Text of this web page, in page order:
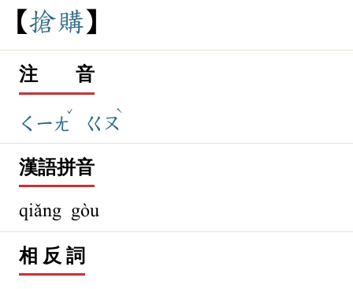
搶購
注 音
ㄑㄧㄤ
ˇ
ㄍㄡ
ˋ
漢語拼音
qiǎng gòu
相 反 詞